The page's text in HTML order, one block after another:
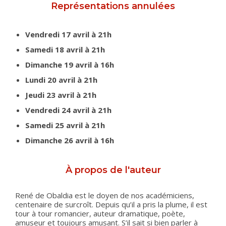
Représentations annulées
Vendredi 17 avril à 21h
Samedi 18 avril à 21h
Dimanche 19 avril à 16h
Lundi 20 avril à 21h
Jeudi 23 avril à 21h
Vendredi 24 avril à 21h
Samedi 25 avril à 21h
Dimanche 26 avril à 16h
À propos de l'auteur
René de Obaldia est le doyen de nos académiciens,
centenaire de surcroît. Depuis qu’il a pris la plume, il est
tour à tour romancier, auteur dramatique, poète,
amuseur et toujours amusant. S’il sait si bien parler à